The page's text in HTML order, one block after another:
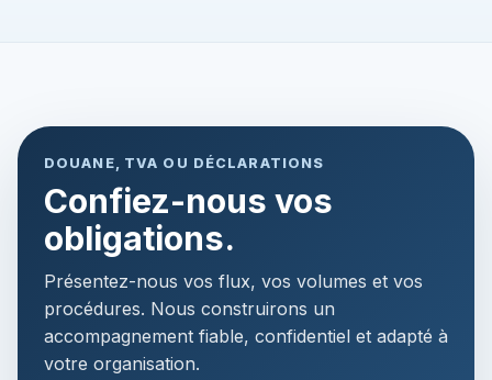
DOUANE, TVA OU DÉCLARATIONS
Confiez-nous vos
obligations.
Présentez-nous vos flux, vos volumes et vos
procédures. Nous construirons un
accompagnement fiable, confidentiel et adapté à
votre organisation.